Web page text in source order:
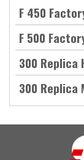
F 450
F 500
300 Replica
300 Replica